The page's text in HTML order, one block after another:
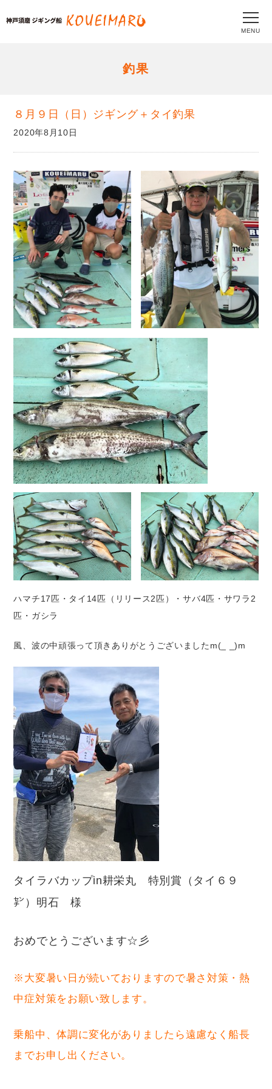
MENU
釣果
８月９日（日）ジギング＋タイ釣果
2020年8月10日
ハマチ17匹・タイ14匹（リリース2匹）・サバ4匹・サワラ2
匹・ガシラ
風、波の中頑張って頂きありがとうございましたm(_ _)m
タイラバカップin耕栄丸 特別賞（タイ６９
㌢）明石 様
おめでとうございます☆彡
※大変暑い日が続いておりますので暑さ対策・熱
中症対策をお願い致します。
乗船中、体調に変化がありましたら遠慮なく船長
までお申し出ください。